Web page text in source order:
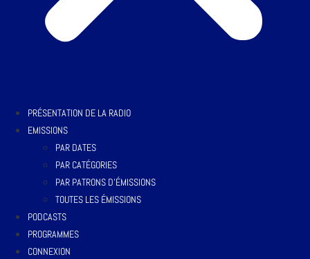
PRÉSENTATION DE LA RADIO
EMISSIONS
PAR DATES
PAR CATÉGORIES
PAR PATRONS D’ÉMISSIONS
TOUTES LES ÉMISSIONS
PODCASTS
PROGRAMMES
CONNEXION